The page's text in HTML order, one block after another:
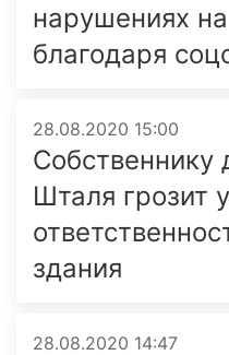
нарушениях
благодаря
28.08.2020 15:00
Шталя грозит
здания
28.08.2020 14:47